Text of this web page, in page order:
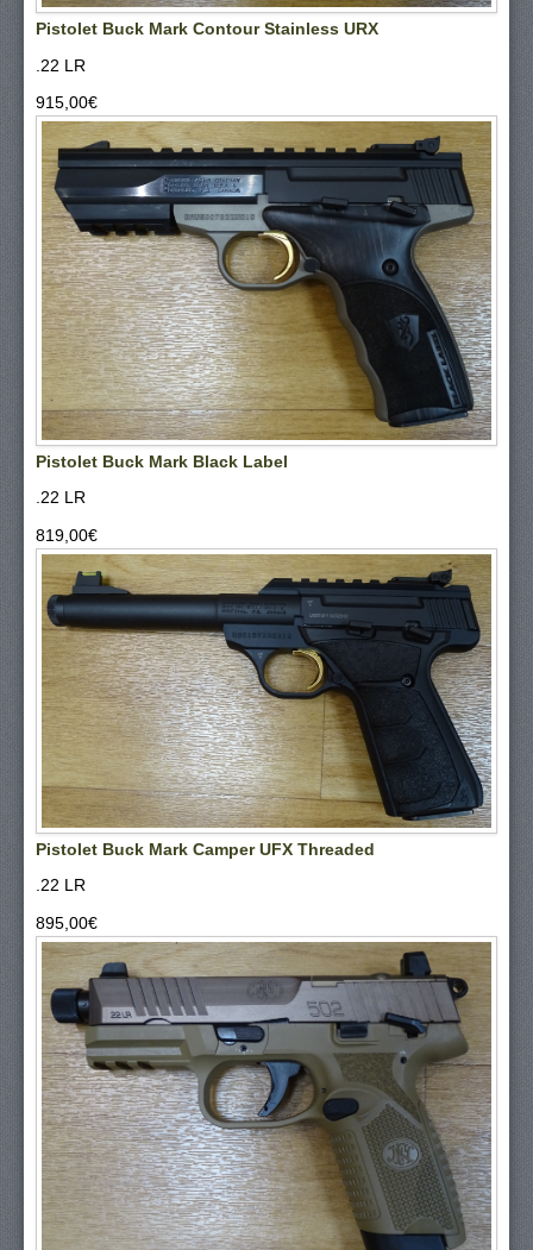
Pistolet Buck Mark Contour Stainless URX
.22 LR
915,00‎€
Pistolet Buck Mark Black Label
.22 LR
819,00‎€
Pistolet Buck Mark Camper UFX Threaded
.22 LR
895,00‎€